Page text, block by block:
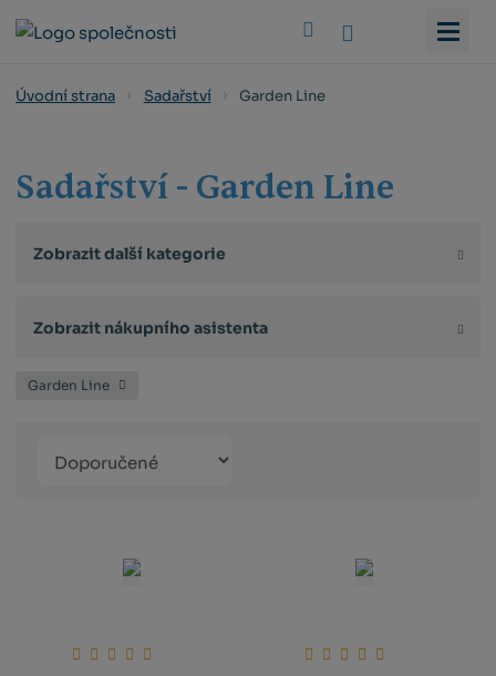
Úvodní strana Sadařství Garden Line
Sadařství - Garden Line
Zobrazit další kategorie
Zobrazit nákupního asistenta
Garden Line
produktů